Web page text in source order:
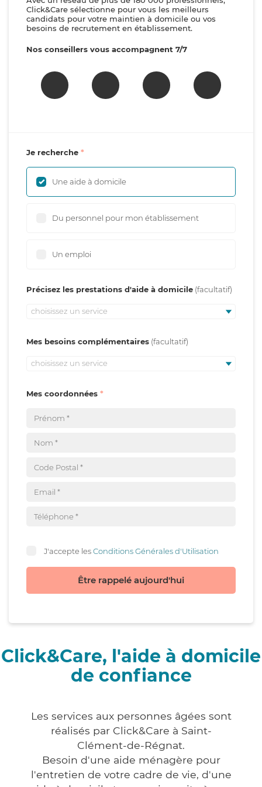
Click&Care sélectionne pour vous les meilleurs
candidats pour votre maintien à domicile ou vos
besoins de recrutement en établissement.
Nos conseillers vous accompagnent 7/7
Je recherche
Une aide à domicile
Du personnel pour mon établissement
Un emploi
Précisez les prestations d'aide à domicile
choisissez un service
Mes besoins complémentaires
choisissez un service
Mes coordonnées
J'accepte lesConditions Générales d'Utilisation
Être rappelé aujourd'hui
Click&Care, l'aide à domicile
de confiance
Les services aux personnes âgées sont
réalisés par Click&Care à Saint-
Clément-de-Régnat.
Besoin d'une aide ménagère pour
l'entretien de votre cadre de vie, d'une